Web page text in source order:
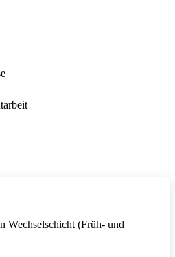
Wechselschicht (Früh- und